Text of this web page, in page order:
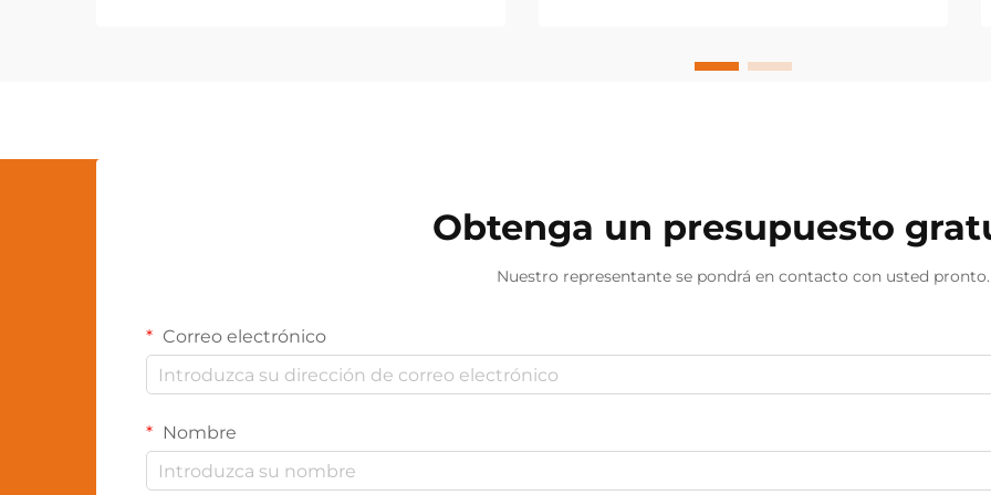
Obtenga un presupuesto
Nuestro representante se pondrá en contacto con usted pronto.
Correo electrónico
Nombre